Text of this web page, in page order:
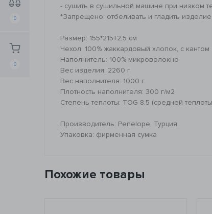
0
0
- сушить в сушильной машине при низком
*Запрещено: отбеливать и гладить изделие
Размер: 155*215+2,5 см
Чехол: 100% жаккардовый хлопок, с кантом
Наполнитель: 100% микроволокно
Вес изделия: 2260 г
Вес наполнителя: 1000 г
Плотность наполнителя: 300 г/м2
Степень теплоты: TOG 8.5 (средней
Производитель: Penelope, Турция
Упаковка: фирменная сумка
Похожие товары